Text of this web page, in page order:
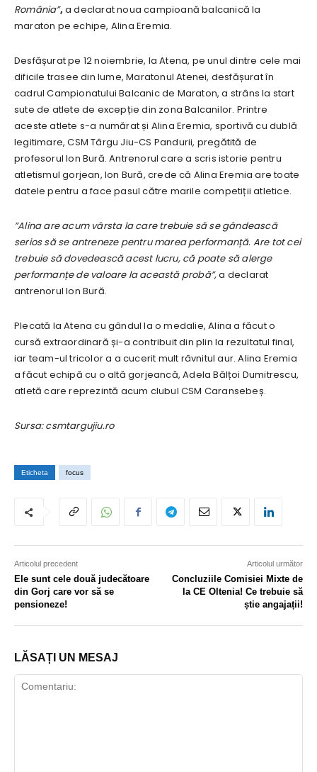
România”,a declarat noua campioană balcanică la
maraton pe echipe, Alina Eremia.
Desfășurat pe 12 noiembrie, la Atena, pe unul dintre cele mai
dificile trasee din lume, Maratonul Atenei, desfășurat în
cadrul Campionatului Balcanic de Maraton, a strâns la start
sute de atlete de excepție din zona Balcanilor. Printre
aceste atlete s-a numărat și Alina Eremia, sportivă cu dublă
legitimare, CSM Târgu Jiu-CS Pandurii, pregătită de
profesorul Ion Bură. Antrenorul care a scris istorie pentru
atletismul gorjean, Ion Bură, crede că Alina Eremia are toate
datele pentru a face pasul către marile competiții atletice.
”Alina are acum vârsta la care trebuie să se gândească
serios să se antreneze pentru marea performanță. Are tot cei
trebuie să dovedească acest lucru, că poate să alerge
performanțe de valoare la această probă”,a declarat
antrenorul Ion Bură.
Plecată la Atena cu gândul la o medalie, Alina a făcut o
cursă extraordinară și-a contribuit din plin la rezultatul final,
iar team-ul tricolor a a cucerit mult râvnitul aur. Alina Eremia
a făcut echipă cu o altă gorjeancă, Adela Bălțoi Dumitrescu,
atletă care reprezintă acum clubul CSM Caransebeș.
Sursa: csmtargujiu.ro
Eticheta focus
Articolul precedent
Ele sunt cele două judecătoare
din Gorj care vor să se
pensioneze!
Articolul următor
Concluziile Comisiei Mixte de
la CE Oltenia! Ce trebuie să
știe angajații!
LĂSAȚI UN MESAJ